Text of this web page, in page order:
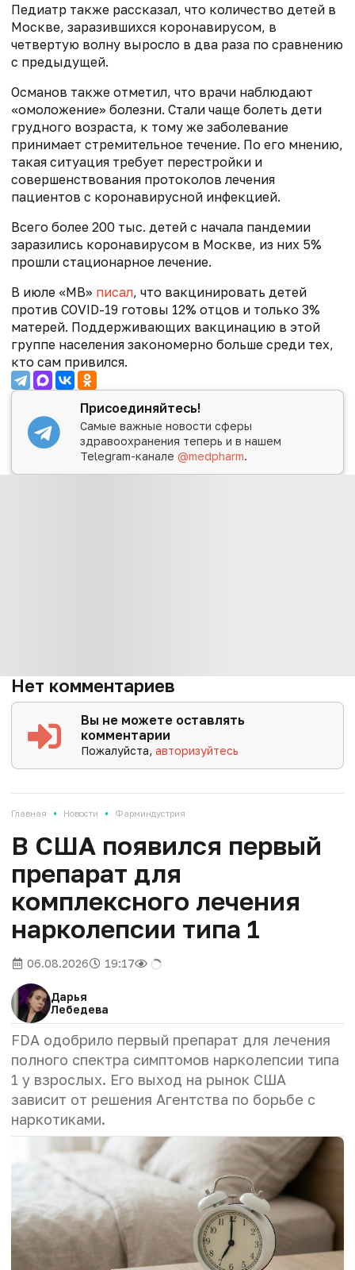
Педиатр также рассказал, что количество детей в
Москве, заразившихся коронавирусом, в
четвертую волну выросло в два раза по сравнению
с предыдущей.
Османов также отметил, что врачи наблюдают
«омоложение» болезни. Стали чаще болеть дети
грудного возраста, к тому же заболевание
принимает стремительное течение. По его мнению,
такая ситуация требует перестройки и
совершенствования протоколов лечения
пациентов с коронавирусной инфекцией.
Всего более 200 тыс. детей с начала пандемии
заразились коронавирусом в Москве, из них 5%
прошли стационарное лечение.
В июле «МВ» писал, что вакцинировать детей
против COVID-19 готовы 12% отцов и только 3%
матерей. Поддерживающих вакцинацию в этой
группе населения закономерно больше среди тех,
кто сам привился.
Присоединяйтесь!
Самые важные новости сферы
здравоохранения теперь и в нашем
Telegram-канале@medpharm.
Нет комментариев
Вы не можете оставлять
комментарии
Пожалуйста,авторизуйтесь
Главная • Новости • Фарминдустрия
В США появился первый
препарат для
комплексного лечения
нарколепсии типа 1
06.08.2026 19:17
Дарья
Лебедева
FDA одобрило первый препарат для лечения
полного спектра симптомов нарколепсии типа
1 у взрослых. Его выход на рынок США
зависит от решения Агентства по борьбе с
наркотиками.